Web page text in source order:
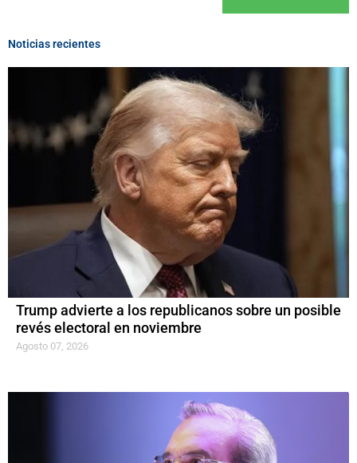
Noticias recientes
Trump advierte a los republicanos sobre un posible
revés electoral en noviembre
Agosto 07, 2026